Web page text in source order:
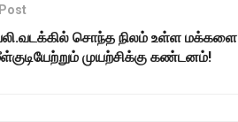
சொந்த நிலம் உள்ள மக்களை
முயற்சிக்கு கண்டனம்!